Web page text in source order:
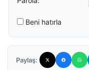
Beni hatırla
Paylaş: